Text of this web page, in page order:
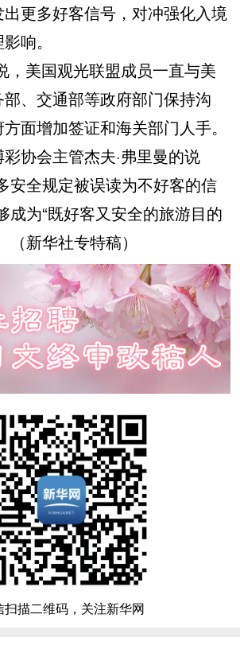
更多好客信号，对冲强化入境
响。
美国观光联盟成员一直与美
、交通部等政府部门保持沟
面增加签证和海关部门人手。
会主管杰夫·弗里曼的说
安全规定被误读为不好客的信
成为“既好客又安全的旅游目的
（新华社专特稿）
扫描二维码，关注新华网